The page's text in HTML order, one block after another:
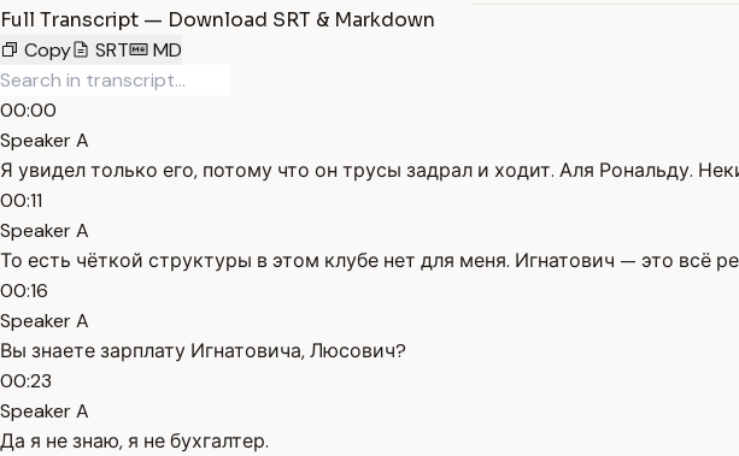
Full Transcript — Download SRT & Markdown
Copy
SRT MD
00:00
Speaker A
Я увидел только его, потому что он трусы задрал и ходит. Аля Рональду.
00:11
Speaker A
То есть чёткой структуры в этом клубе нет для меня. Игнатович — это всё
00:16
Speaker A
Вы знаете зарплату Игнатовича, Люсович?
00:23
Speaker A
Да я не знаю, я не бухгалтер.